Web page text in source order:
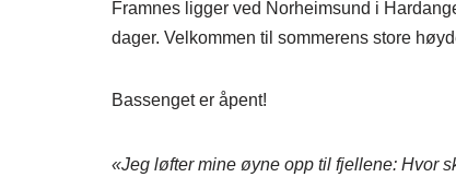
Framnes ligger ved Norheimsund i
dager. Velkommen til sommerens store
Bassenget er åpent!
«Jeg løfter mine øyne opp til fjellene: Hvor